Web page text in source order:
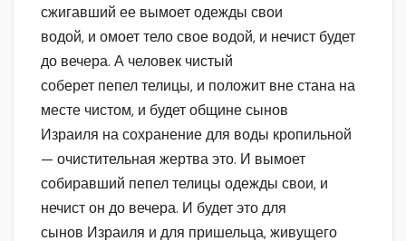
сжигавший ее вымоет одежды свои
водой, и омоет тело свое водой, и нечист будет
до вечера. А человек чистый
соберет пепел телицы, и положит вне стана на
месте чистом, и будет общине сынов
Израиля на сохранение для воды кропильной
— очистительная жертва это. И вымоет
собиравший пепел телицы одежды свои, и
нечист он до вечера. И будет это для
сынов Израиля и для пришельца, живущего